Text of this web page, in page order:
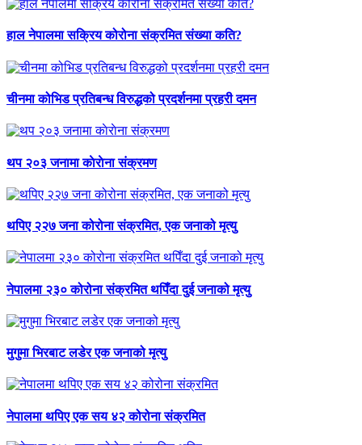
हाल नेपालमा सक्रिय कोरोना संक्रमित संख्या कति?
चीनमा कोभिड प्रतिबन्ध विरुद्धको प्रदर्शनमा प्रहरी दमन
थप २०३ जनामा काेराेना संक्रमण
थपिए २२७ जना कोरोना संक्रमित, एक जनाको मृत्यु
नेपालमा २३० कोरोना संक्रमित थपिँदा दुई जनाको मृत्यु
मुगुमा भिरबाट लडेर एक जनाको मृत्यु
नेपालमा थपिए एक सय ४२ कोरोना संक्रमित